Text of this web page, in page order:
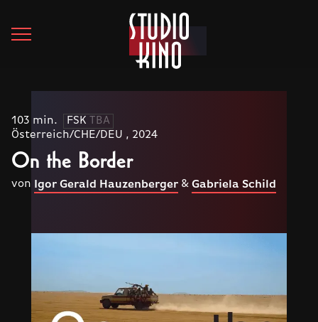
103 min. FSK
TBA
Österreich/CHE/DEU , 2024
On the Border
von Igor Gerald Hauzenberger & Gabriela Schild